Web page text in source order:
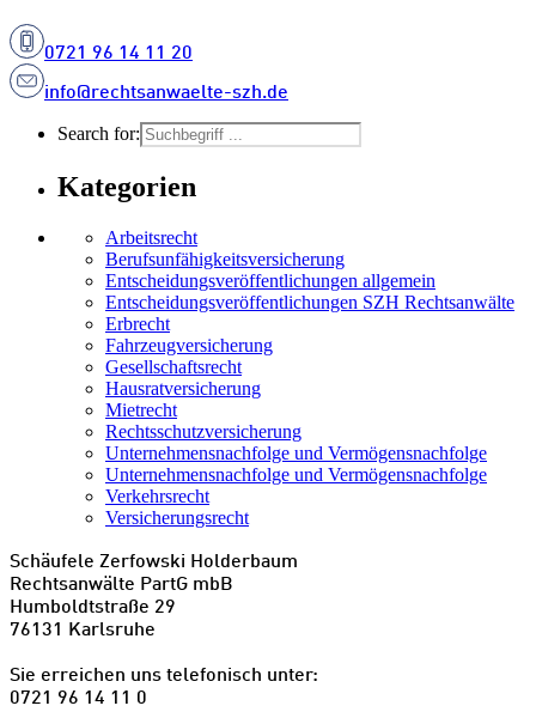
0721 96 14 11 20
info@rechtsanwaelte-szh.de
Search for:
Kategorien
Arbeitsrecht
Berufsunfähigkeitsversicherung
Entscheidungs­­veröffentlichungen allgemein
Entscheidungs­veröffentlichungen SZH Rechtsanwälte
Erbrecht
Fahrzeugversicherung
Gesellschaftsrecht
Hausratversicherung
Mietrecht
Rechtsschutzversicherung
Unternehmensnachfolge und Vermögensnachfolge
Unternehmensnachfolge und Vermögensnachfolge
Verkehrsrecht
Versicherungsrecht
Schäufele Zerfowski Holderbaum
Rechtsanwälte PartG mbB
Humboldtstraße 29
76131 Karlsruhe
Sie erreichen uns telefonisch unter:
0721 96 14 11 0